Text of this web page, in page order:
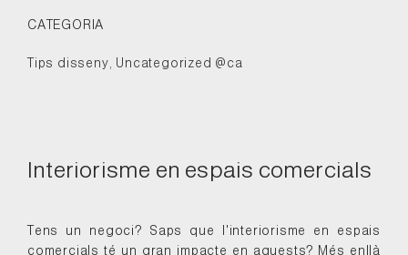
CATEGORIA
Tips disseny Uncategorized @ca
Interiorisme en espais comercials
Tens un negoci? Saps que l'interiorisme en espais
comercials té un gran impacte en aquests? Més enllà